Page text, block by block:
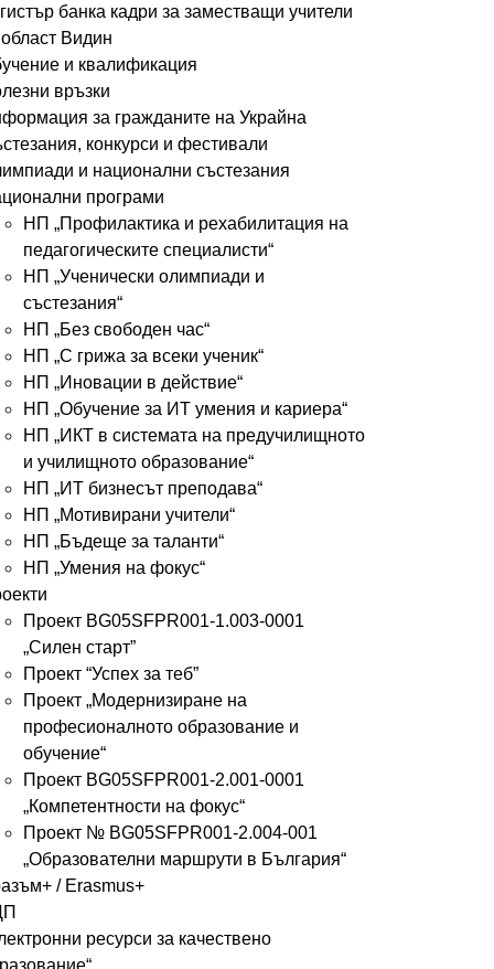
банка кадри за заместващи учители
Видин
и квалификация
връзки
за гражданите на Украйна
конкурси и фестивали
и национални състезания
програми
НП „Профилактика и рехабилитация на
педагогическите специалисти“
НП „Ученически олимпиади и
състезания“
НП „Без свободен час“
НП „С грижа за всеки ученик“
НП „Иновации в действие“
НП „Обучение за ИТ умения и кариера“
НП „ИКТ в системата на предучилищното
и училищното образование“
НП „ИТ бизнесът преподава“
НП „Мотивирани учители“
НП „Бъдеще за таланти“
НП „Умения на фокус“
Проект BG05SFPR001-1.003-0001
„Силен старт”
Проект “Успех за теб”
Проект „Модернизиране на
професионалното образование и
обучение“
Проект BG05SFPR001-2.001-0001
„Компетентности на фокус“
Проект № BG05SFPR001-2.004-001
„Образователни маршрути в България“
/ Erasmus+
ресурси за качествено